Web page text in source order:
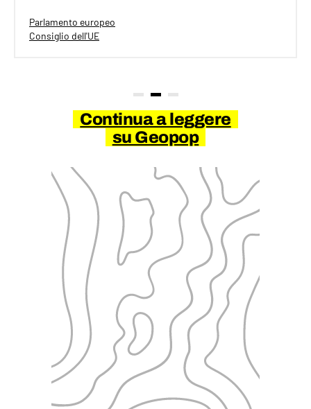
Parlamento europeo
Consiglio dell'UE
Continua a leggere
su Geopop